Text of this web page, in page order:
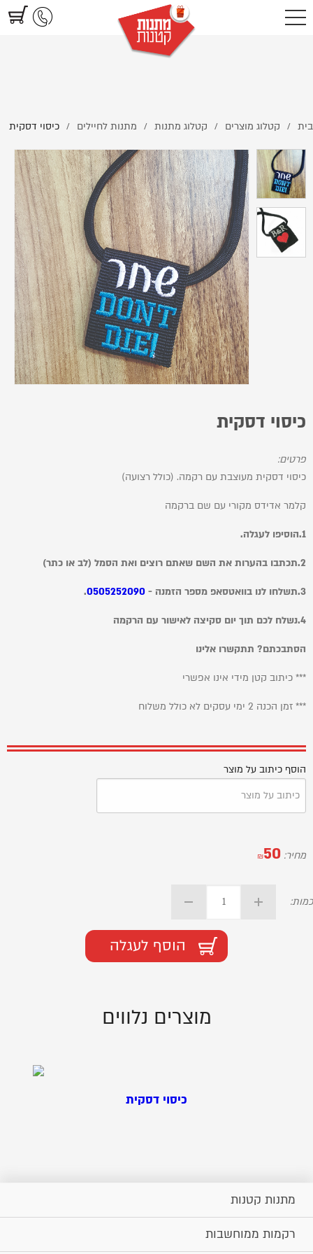
https://www.littlegifts.co.il/%D7%9B%D7%99%D7%A1%D7%95%D7%99-
%D7%93%D7%A1%D7%A7%D7%99%D7%AA/
בית / קטלוג מוצרים / קטלוג מתנות / מתנות לחיילים / כיסוי דסקית
כיסוי דסקית
פרטים:
כיסוי דסקית מעוצבת עם רקמה. (כולל רצועה)
קלמר אדידס מקורי עם שם ברקמה
1.הוסיפו לעגלה.
2.תכתבו בהערות את השם שאתם רוצים ואת הסמל (לב או כתר)
3.תשלחו לנו בוואטסאפ מספר הזמנה - 0505252090
.
4.נשלח לכם תוך יום סקיצה לאישור עם הרקמה
הסתבכתם? תתקשרו אלינו
*** כיתוב קטן מידי אינו אפשרי
*** זמן הכנה 2 ימי עסקים לא כולל משלוח
הוסף כיתוב על מוצר
מחיר: 50
₪
כמות:
הוסף לעגלה
מוצרים נלווים
כיסוי דסקית
מתנות קטנות
רקמות ממוחשבות